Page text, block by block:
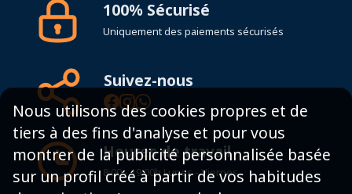
Uniquement des paiements sécurisés
Heures de travail
8:00 - 19:00h Lunes - Viernes
Nous utilisons des cookies propres et de
tiers à des fins d'analyse et pour vous
montrer de la publicité personnalisée basée
sur un profil créé à partir de vos habitudes